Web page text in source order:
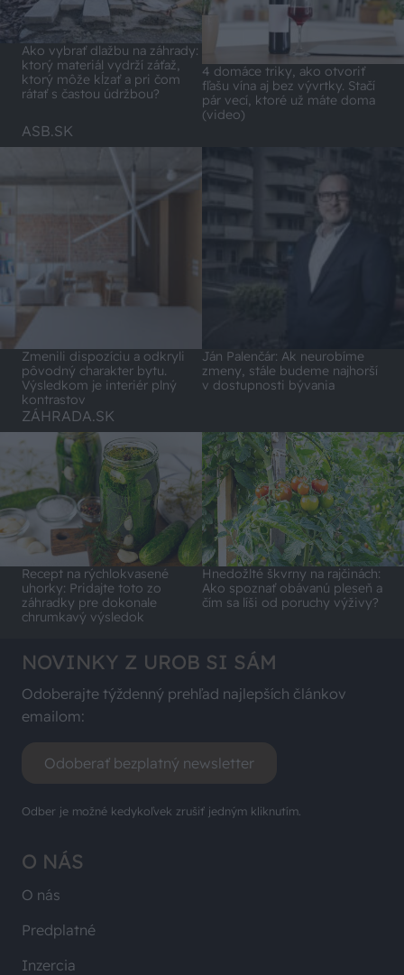
Ako vybrať dlažbu na záhrady:
ktorý materiál vydrží záťaž,
ktorý môže kĺzať a pri čom
rátať s častou údržbou?
4 domáce triky, ako otvoriť
fľašu vína aj bez vývrtky. Stačí
pár vecí, ktoré už máte doma
(video)
ASB.SK
Zmenili dispozíciu a odkryli
pôvodný charakter bytu.
Výsledkom je interiér plný
kontrastov
Ján Palenčár: Ak neurobíme
zmeny, stále budeme najhorší
v dostupnosti bývania
ZÁHRADA.SK
Recept na rýchlokvasené
uhorky: Pridajte toto zo
záhradky pre dokonale
chrumkavý výsledok
Hnedožlté škvrny na rajčinách:
Ako spoznať obávanú pleseň a
čím sa líši od poruchy výživy?
O NÁS
O nás
Predplatné
Inzercia
NOVINKY Z UROB SI SÁM
Odoberajte týždenný prehľad najlepších článkov
emailom:
Odoberať bezplatný newsletter
Odber je možné kedykoľvek zrušiť jedným kliknutím.